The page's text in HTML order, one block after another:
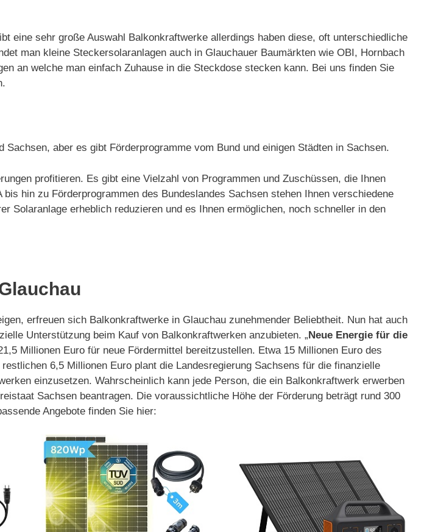
eine sehr große Auswahl Balkonkraftwerke allerdings haben diese, oft unterschiedliche
man kleine Steckersolaranlagen auch in Glauchauer Baumärkten wie OBI, Hornbach
an welche man einfach Zuhause in die Steckdose stecken kann. Bei uns finden Sie
aber es gibt Förderprogramme vom Bund und einigen Städten in Sachsen.
profitieren. Es gibt eine Vielzahl von Programmen und Zuschüssen, die Ihnen
hin zu Förderprogrammen des Bundeslandes Sachsen stehen Ihnen verschiedene
Solaranlage erheblich reduzieren und es Ihnen ermöglichen, noch schneller in den
erfreuen sich Balkonkraftwerke in Glauchau zunehmender Beliebtheit. Nun hat auch
Unterstützung beim Kauf von Balkonkraftwerken anzubieten. „Neue Energie für die
Millionen Euro für neue Fördermittel bereitzustellen. Etwa 15 Millionen Euro des
6,5 Millionen Euro plant die Landesregierung Sachsens für die finanzielle
einzusetzen. Wahrscheinlich kann jede Person, die ein Balkonkraftwerk erwerben
Sachsen beantragen. Die voraussichtliche Höhe der Förderung beträgt rund 300
Angebote finden Sie hier: